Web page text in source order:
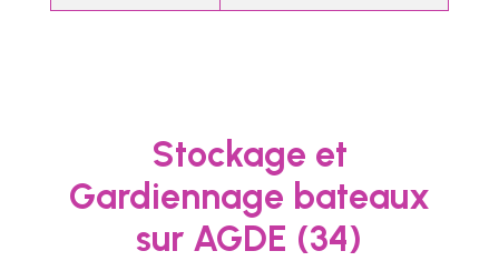
Stockage et
Gardiennage bateaux
sur AGDE (34)